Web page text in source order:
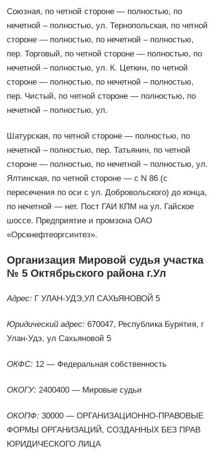
Союзная, по четной стороне — полностью, по
нечетной – полностью, ул. Тернопольская, по четной
стороне — полностью, по нечетной – полностью,
пер. Торговый, по четной стороне — полностью, по
нечетной – полностью, ул. К. Цеткин, по четной
стороне — полностью, по нечетной – полностью,
пер. Чистый, по четной стороне — полностью, по
нечетной – полностью, ул.
Шатурская, по четной стороне — полностью, по
нечетной – полностью, пер. Татьянин, по четной
стороне — полностью, по нечетной – полностью, ул.
Ялтинская, по четной стороне — с N 86 (с
пересечения по оси с ул. Добровольского) до конца,
по нечетной — нет. Пост ГАИ КПМ на ул. Гайское
шоссе. Предприятие и промзона ОАО
«Орскнефтеоргсинтез».
Организация Мировой судья участка
№ 5 Октябрьского района г.Ул
Адрес: Г УЛАН-УДЭ,УЛ САХЬЯНОВОЙ 5
Юридический адрес: 670047, Республика Бурятия, г
Улан-Удэ, ул Сахьяновой 5
ОКФС: 12 — Федеральная собственность
ОКОГУ: 2400400 — Мировые судьи
ОКОПФ: 30000 — ОРГАНИЗАЦИОННО-ПРАВОВЫЕ
ФОРМЫ ОРГАНИЗАЦИЙ, СОЗДАННЫХ БЕЗ ПРАВ
ЮРИДИЧЕСКОГО ЛИЦА